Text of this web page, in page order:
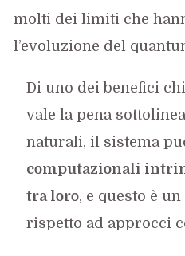
molti dei limiti che
l’evoluzione del
Di uno dei benefici
vale la pena
naturali, il sistema
computazionali
tra loro, e questo è
rispetto ad approcci